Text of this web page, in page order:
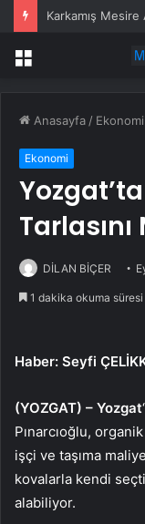
Karkamış Mesire
Menü
Anasayfa / Ekonomi
Ekonomi
DİLAN BİÇER
1 dakika okuma süresi
Haber: Seyfi
(YOZGAT) – Yozgat
Pınarcıoğlu,
işçi ve taşıma
kovalarla kendi
alabiliyor.